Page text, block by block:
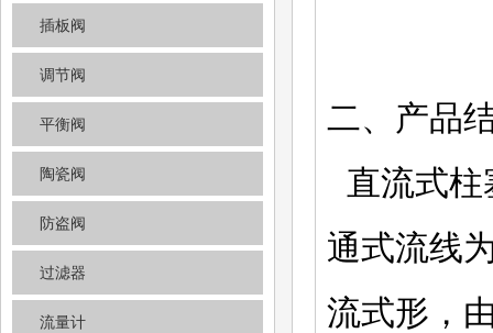
插板阀
调节阀
平衡阀
陶瓷阀
防盗阀
过滤器
流量计
二、产品
直流式柱
通式流线
流式形，